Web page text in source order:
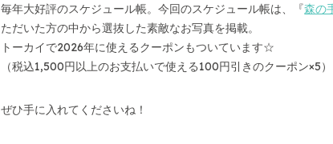
毎年大好評のスケジュール帳。今回のスケジュール帳は、『森の
ただいた方の中から選抜した素敵なお写真を掲載。
トーカイで2026年に使えるクーポンもついています☆
（税込1,500円以上のお支払いで使える100円引きのクーポン×5）
ぜひ手に入れてくださいね！